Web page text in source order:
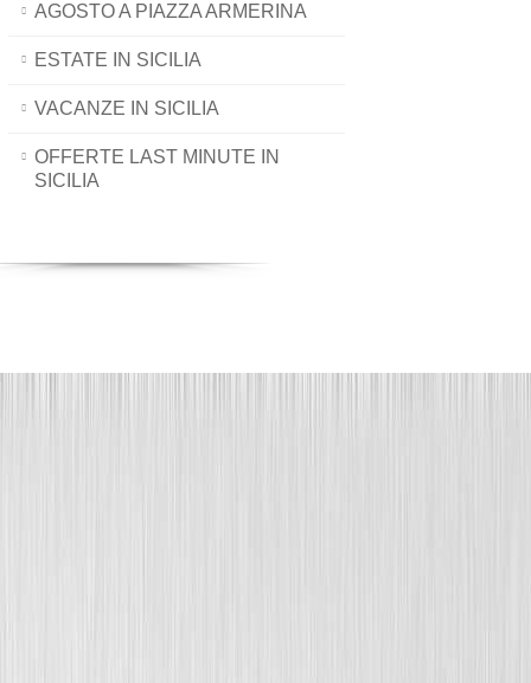
AGOSTO A PIAZZA ARMERINA
ESTATE IN SICILIA
VACANZE IN SICILIA
OFFERTE LAST MINUTE IN
SICILIA